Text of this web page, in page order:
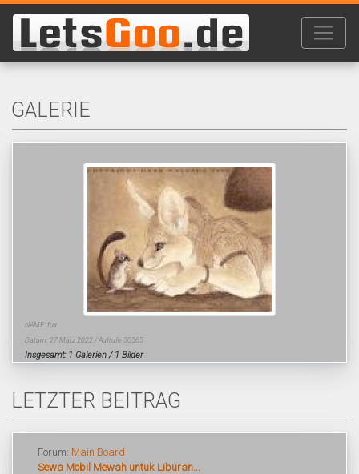
GALERIE
NAME: fux
Datum: 27.März 2022 / Aufrufe 50565
Insgesamt: 1 Galerien / 1 Bilder
LETZTER BEITRAG
Forum: Main Board
Sewa Mobil Mewah untuk Liburan...